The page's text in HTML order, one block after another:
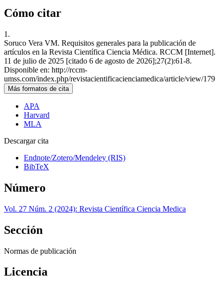
Cómo citar
1.
Soruco Vera VM. Requisitos generales para la publicación de
artículos en la Revista Científica Ciencia Médica. RCCM [Internet].
11 de julio de 2025 [citado 6 de agosto de 2026];27(2):61-8.
Disponible en: http://rccm-
umss.com/index.php/revistacientificacienciamedica/article/view/179
Más formatos de cita
APA
Harvard
MLA
Descargar cita
Endnote/Zotero/Mendeley (RIS)
BibTeX
Número
Vol. 27 Núm. 2 (2024): Revista Científica Ciencia Medica
Sección
Normas de publicación
Licencia